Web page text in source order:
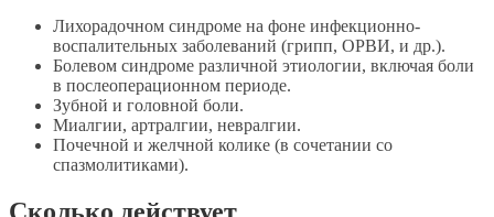
Лихорадочном синдроме на фоне инфекционно-
воспалительных заболеваний (грипп, ОРВИ, и др.).
Болевом синдроме различной этиологии, включая боли
в послеоперационном периоде.
Зубной и головной боли.
Миалгии, артралгии, невралгии.
Почечной и желчной колике (в сочетании со
спазмолитиками).